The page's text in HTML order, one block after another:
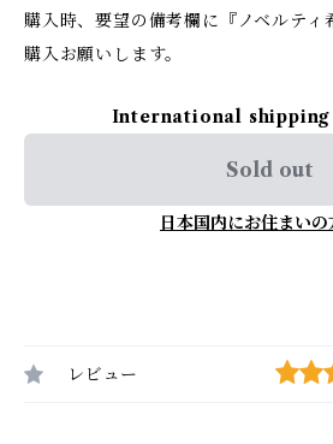
購入時、要望の備考欄に『ノベルティ
購入お願いします。
International
Sold out
日本国内にお住まいの
レビュー